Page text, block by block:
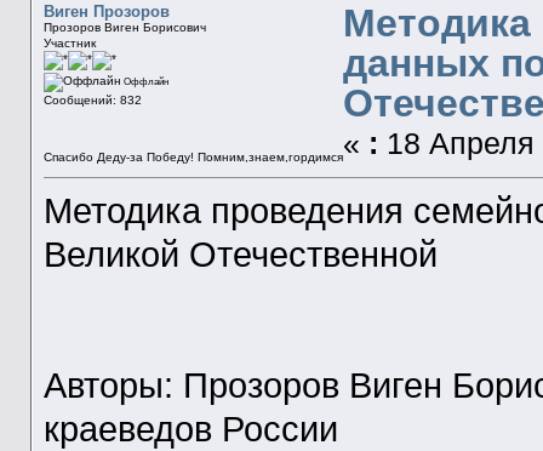
Виген Прозоров
Прозоров Виген Борисович
Участник
Оффлайн
Сообщений: 832
Спасибо Деду-за Победу! Помним,знаем,гордимся
Методика
данных
« : 18 Апреля
Методика проведения
Великой Отечественной
Авторы: Прозоров Виген
краеведов России